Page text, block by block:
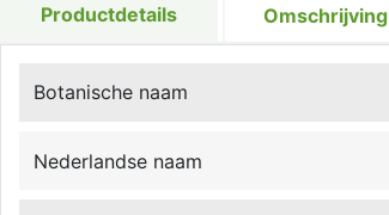
Productdetails Omschrijving
Botanische naam
Nederlandse naam